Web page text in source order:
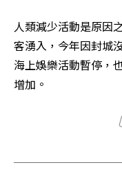
人類減少活動是原因
客湧入，今年因封城
海上娛樂活動暫停，
增加。